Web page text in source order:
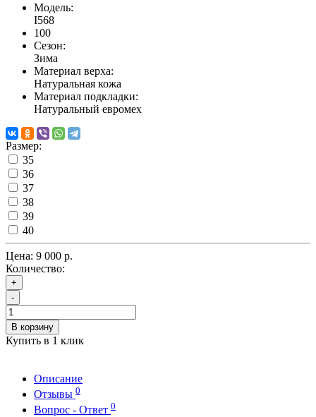
Модель:
I568
100
Сезон:
Зима
Материал верха:
Натуральная кожа
Материал подкладки:
Натуральный евромех
Размер:
35
36
37
38
39
40
Цена: 9 000 р.
Количество:
+
-
В корзину
Купить в 1 клик
Описание
Отзывы 0
Вопрос - Ответ 0